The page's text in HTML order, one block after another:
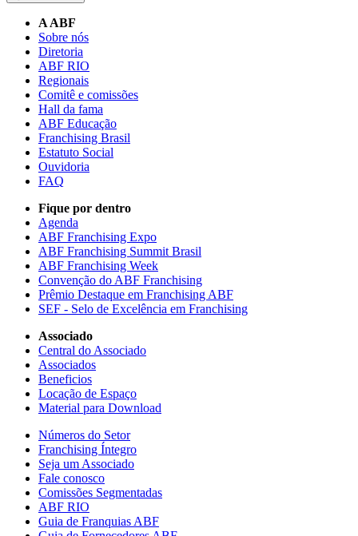
A ABF
Sobre nós
Diretoria
ABF RIO
Regionais
Comitê e comissões
Hall da fama
ABF Educação
Franchising Brasil
Estatuto Social
Ouvidoria
FAQ
Fique por dentro
Agenda
ABF Franchising Expo
ABF Franchising Summit Brasil
ABF Franchising Week
Convenção do ABF Franchising
Prêmio Destaque em Franchising ABF
SEF - Selo de Excelência em Franchising
Associado
Central do Associado
Associados
Beneficios
Locação de Espaço
Material para Download
Números do Setor
Franchising Íntegro
Seja um Associado
Fale conosco
Comissões Segmentadas
ABF RIO
Guia de Franquias ABF